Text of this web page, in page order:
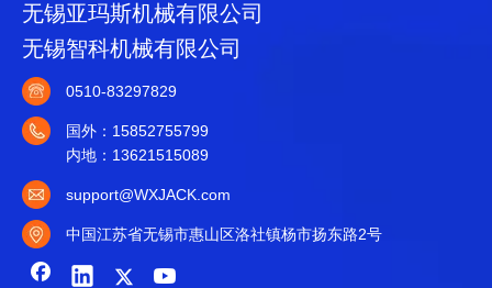
无锡亚玛斯机械有限公司
无锡智科机械有限公司
0510-83297829
国外：15852755799
内地：13621515089
support@WXJACK.com
中国江苏省无锡市惠山区洛社镇杨市扬东路2号